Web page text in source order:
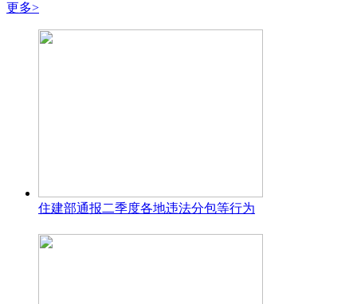
更多>
住建部通报二季度各地违法分包等行为